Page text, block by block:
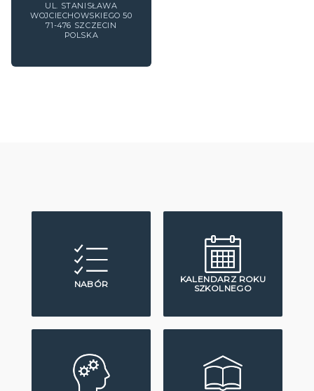
UL. STANISŁAWA
WOJCIECHOWSKIEGO 50
71-476 SZCZECIN
POLSKA
NABÓR
KALENDARZ ROKU
SZKOLNEGO